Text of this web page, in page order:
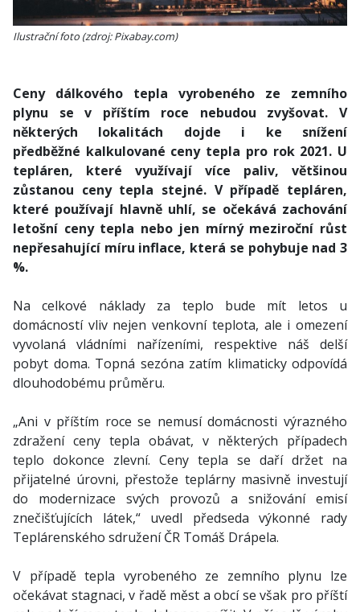
Ilustrační foto (zdroj: Pixabay.com)
Ceny dálkového tepla vyrobeného ze zemního
plynu se v příštím roce nebudou zvyšovat. V
některých lokalitách dojde i ke snížení
předběžné kalkulované ceny tepla pro rok 2021. U
tepláren, které využívají více paliv, většinou
zůstanou ceny tepla stejné. V případě tepláren,
které používají hlavně uhlí, se očekává zachování
letošní ceny tepla nebo jen mírný meziroční růst
nepřesahující míru inflace, která se pohybuje nad 3
%.
Na celkové náklady za teplo bude mít letos u
domácností vliv nejen venkovní teplota, ale i omezení
vyvolaná vládními nařízeními, respektive náš delší
pobyt doma. Topná sezóna zatím klimaticky odpovídá
dlouhodobému průměru.
„Ani v příštím roce se nemusí domácnosti výrazného
zdražení ceny tepla obávat, v některých případech
teplo dokonce zlevní. Ceny tepla se daří držet na
přijatelné úrovni, přestože teplárny masivně investují
do modernizace svých provozů a snižování emisí
znečišťujících látek,“ uvedl předseda výkonné rady
Teplárenského sdružení ČR Tomáš Drápela.
V případě tepla vyrobeného ze zemního plynu lze
očekávat stagnaci, v řadě měst a obcí se však pro příští